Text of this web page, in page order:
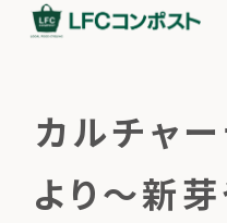
カルチャ
より〜新